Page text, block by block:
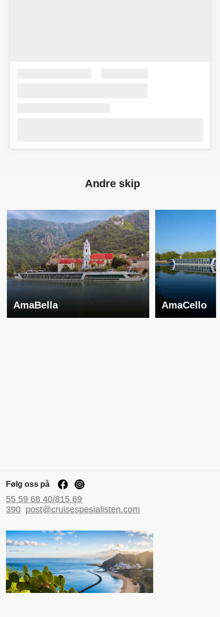
Andre skip
AmaBella AmaCello
Følg oss på
55 59 68 40/815 69
390 post@cruisespesialisten.com